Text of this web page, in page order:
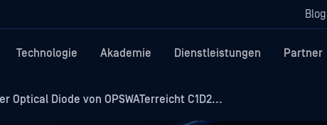
Blog
Technologie Akademie Dienstleistungen Partner
Optical Diode von OPSWATerreicht C1D2...